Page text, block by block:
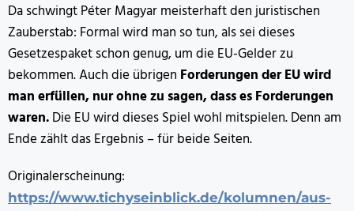
Da schwingt Péter Magyar meisterhaft den juristischen
Zauberstab: Formal wird man so tun, als sei dieses
Gesetzespaket schon genug, um die EU-Gelder zu
bekommen. Auch die übrigen Forderungen der EU wird
man erfüllen, nur ohne zu sagen, dass es Forderungen
waren.Die EU wird dieses Spiel wohl mitspielen. Denn am
Ende zählt das Ergebnis – für beide Seiten.
Originalerscheinung:
https://www.tichyseinblick.de/kolumnen/aus-